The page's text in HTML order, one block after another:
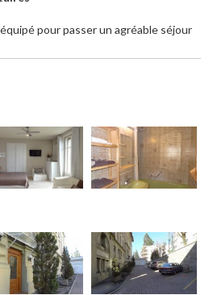
pour passer un agréable séjour